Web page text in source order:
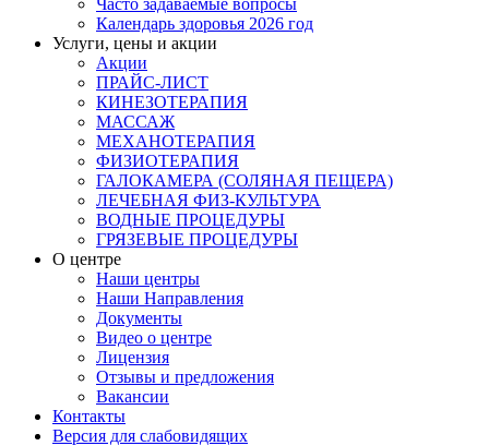
Часто задаваемые вопросы
Календарь здоровья 2026 год
Услуги, цены и акции
Акции
ПРАЙС-ЛИСТ
КИНЕЗОТЕРАПИЯ
МАССАЖ
МЕХАНОТЕРАПИЯ
ФИЗИОТЕРАПИЯ
ГАЛОКАМЕРА (СОЛЯНАЯ ПЕЩЕРА)
ЛЕЧЕБНАЯ ФИЗ-КУЛЬТУРА
ВОДНЫЕ ПРОЦЕДУРЫ
ГРЯЗЕВЫЕ ПРОЦЕДУРЫ
О центре
Наши центры
Наши Направления
Документы
Видео о центре
Лицензия
Отзывы и предложения
Вакансии
Контакты
Версия для слабовидящих